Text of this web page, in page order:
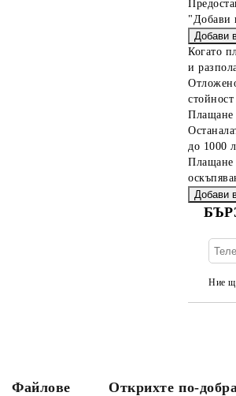
"Добави
Когато
и
Плащане
до 1000
Плащане
Ние
Файлове Открихте по-